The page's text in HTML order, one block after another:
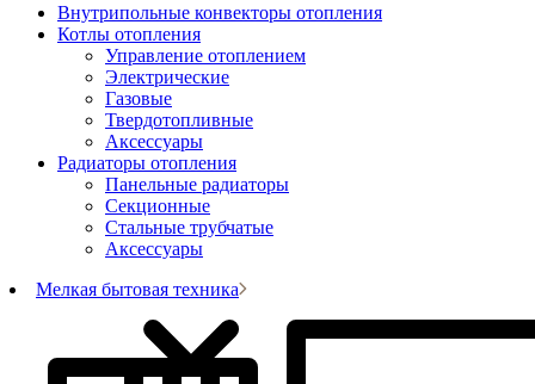
Внутрипольные конвекторы отопления
Котлы отопления
Управление отоплением
Электрические
Газовые
Твердотопливные
Аксессуары
Радиаторы отопления
Панельные радиаторы
Секционные
Стальные трубчатые
Аксессуары
Мелкая бытовая техника